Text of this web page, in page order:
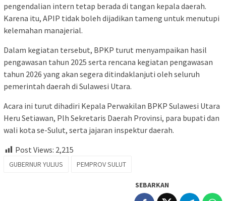
pengendalian intern tetap berada di tangan kepala daerah.
Karena itu, APIP tidak boleh dijadikan tameng untuk menutupi
kelemahan manajerial.
Dalam kegiatan tersebut, BPKP turut menyampaikan hasil
pengawasan tahun 2025 serta rencana kegiatan pengawasan
tahun 2026 yang akan segera ditindaklanjuti oleh seluruh
pemerintah daerah di Sulawesi Utara.
Acara ini turut dihadiri Kepala Perwakilan BPKP Sulawesi Utara
Heru Setiawan, Plh Sekretaris Daerah Provinsi, para bupati dan
wali kota se-Sulut, serta jajaran inspektur daerah.
Post Views: 2,215
GUBERNUR YULIUS PEMPROV SULUT
SEBARKAN